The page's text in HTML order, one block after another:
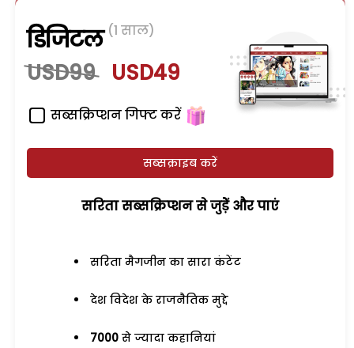
डिजिटल (1 साल)
USD99 USD49
सब्सक्रिप्शन गिफ्ट करें
सब्सक्राइब करें
सरिता सब्सक्रिप्शन से जुड़ेें और पाएं
सरिता मैगजीन का सारा कंटेंट
देश विदेश के राजनैतिक मुद्दे
7000 से ज्यादा कहानियां